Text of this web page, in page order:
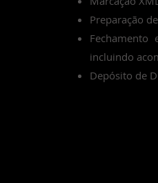
Preparação
incluindo
Depósito de